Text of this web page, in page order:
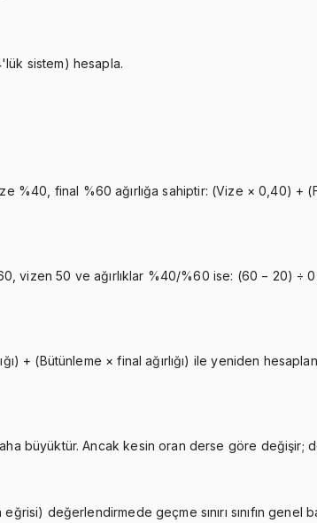
sistem) hesapla.
%40, final %60 ağırlığa sahiptir: (Vize × 0,40)
vizen 50 ve ağırlıklar %40/%60 ise: (60 − 20) ÷
(Bütünleme × final ağırlığı) ile yeniden
büyüktür. Ancak kesin oran derse göre değişir;
değerlendirmede geçme sınırı sınıfın genel